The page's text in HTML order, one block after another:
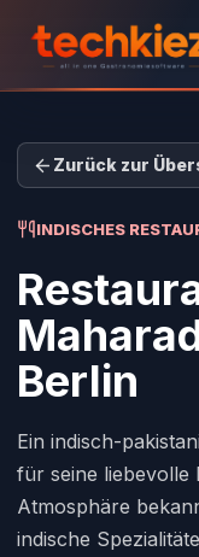
Zurück zur
INDISCHES
Berlin
Ein indisch-
für seine liebevolle
Atmosphäre
indische